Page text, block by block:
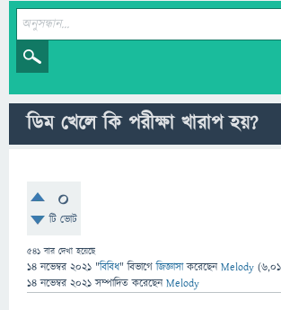
ডিম খেলে কি পরীক্ষা খারাপ হয়?
0
টি ভোট
541 বার দেখা হয়েছে
14 নভেম্বর 2021 "বিবিধ" বিভাগে জিজ্ঞাসাকরেছেনMelody (
14 নভেম্বর 2021 সম্পাদিত করেছেনMelody